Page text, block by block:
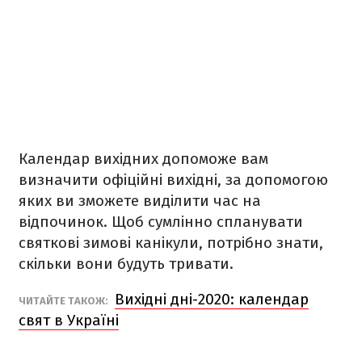
Календар вихідних допоможе вам
визначити офіційні вихідні, за допомогою
яких ви зможете виділити час на
відпочинок. Щоб сумлінно спланувати
святкові зимові канікули, потрібно знати,
скільки вони будуть тривати.
ЧИТАЙТЕ ТАКОЖ:
Вихідні дні-2020: календар
свят в Україні